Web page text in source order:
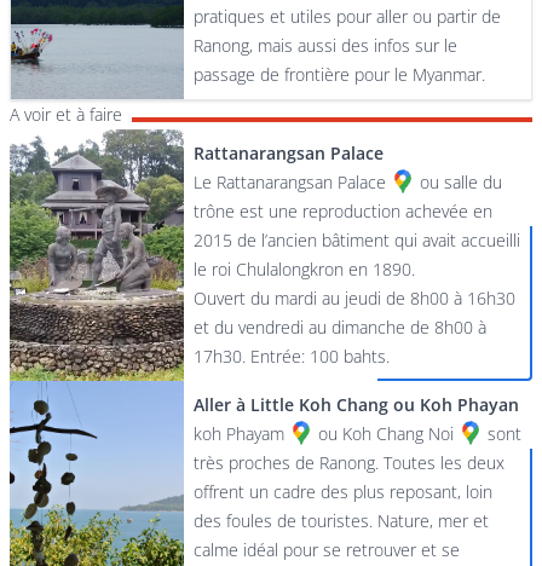
pratiques et utiles pour aller ou partir de
Ranong, mais aussi des infos sur le
passage de frontière pour le Myanmar.
A voir et à faire
Rattanarangsan Palace
Le Rattanarangsan Palace
ou salle du
trône est une reproduction achevée en
2015 de l’ancien bâtiment qui avait accueilli
le roi Chulalongkron en 1890.
Ouvert du mardi au jeudi de 8h00 à 16h30
et du vendredi au dimanche de 8h00 à
17h30. Entrée: 100 bahts.
Aller à Little Koh Chang ou Koh Phayan
koh Phayam
ou Koh Chang Noi
sont
très proches de Ranong. Toutes les deux
offrent un cadre des plus reposant, loin
des foules de touristes. Nature, mer et
calme idéal pour se retrouver et se